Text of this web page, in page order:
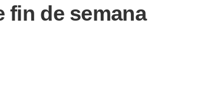
fin de semana